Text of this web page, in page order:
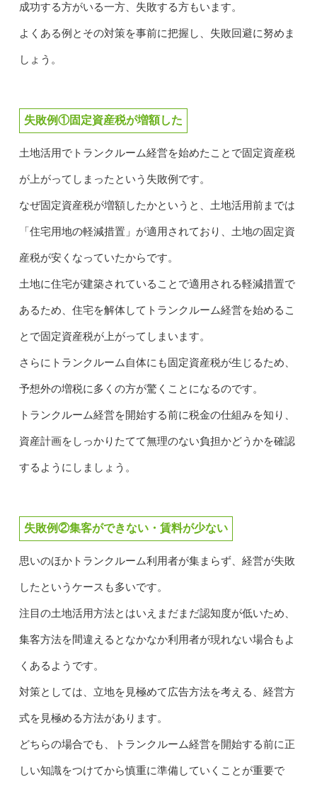
成功する方がいる一方、失敗する方もいます。
よくある例とその対策を事前に把握し、失敗回避に努めま
しょう。
失敗例①固定資産税が増額した
土地活用でトランクルーム経営を始めたことで固定資産税
が上がってしまったという失敗例です。
なぜ固定資産税が増額したかというと、土地活用前までは
「住宅用地の軽減措置」が適用されており、土地の固定資
産税が安くなっていたからです。
土地に住宅が建築されていることで適用される軽減措置で
あるため、住宅を解体してトランクルーム経営を始めるこ
とで固定資産税が上がってしまいます。
さらにトランクルーム自体にも固定資産税が生じるため、
予想外の増税に多くの方が驚くことになるのです。
トランクルーム経営を開始する前に税金の仕組みを知り、
資産計画をしっかりたてて無理のない負担かどうかを確認
するようにしましょう。
失敗例②集客ができない・賃料が少ない
思いのほかトランクルーム利用者が集まらず、経営が失敗
したというケースも多いです。
注目の土地活用方法とはいえまだまだ認知度が低いため、
集客方法を間違えるとなかなか利用者が現れない場合もよ
くあるようです。
対策としては、立地を見極めて広告方法を考える、経営方
式を見極める方法があります。
どちらの場合でも、トランクルーム経営を開始する前に正
しい知識をつけてから慎重に準備していくことが重要で